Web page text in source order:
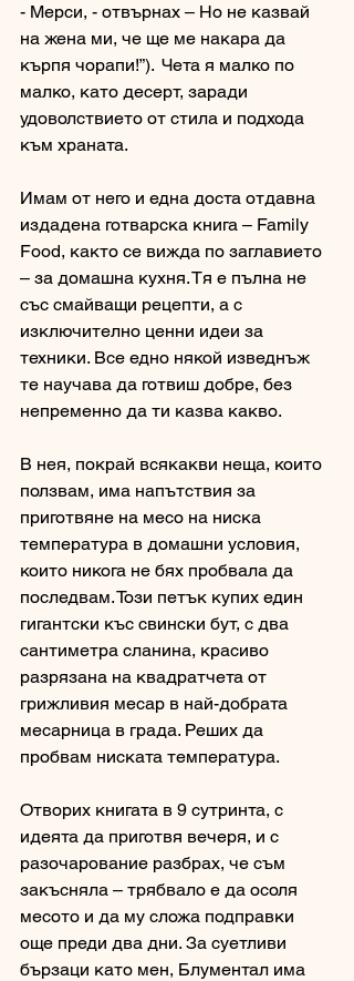
- Мерси, - отвърнах – Но не казвай
на жена ми, че ще ме накара да
кърпя чорапи!”).  Чета я малко по
малко, като десерт, заради
удоволствието от стила и подхода
към храната.
Имам от него и една доста отдавна
издадена готварска книга – Family
Food, както се вижда по заглавието
– за домашна кухня. Тя е пълна не
със смайващи рецепти, а с
изключително ценни идеи за
техники. Все едно някой изведнъж
те научава да готвиш добре, без
непременно да ти казва какво.
В нея, покрай всякакви неща, които
ползвам, има напътствия за
приготвяне на месо на ниска
температура в домашни условия,
които никога не бях пробвала да
последвам. Този петък купих един
гигантски къс свински бут, с два
сантиметра сланина, красиво
разрязана на квадратчета от
грижливия месар в най-добрата
месарница в града. Реших да
пробвам ниската температура.
Отворих книгата в 9 сутринта, с
идеята да приготвя вечеря, и с
разочарование разбрах, че съм
закъсняла – трябвало е да осоля
месото и да му сложа подправки
още преди два дни. За суетливи
бързаци като мен, Блументал има